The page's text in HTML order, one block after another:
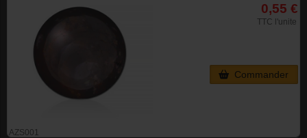
AZS001
0,55 €
TTC l'unite
Commander